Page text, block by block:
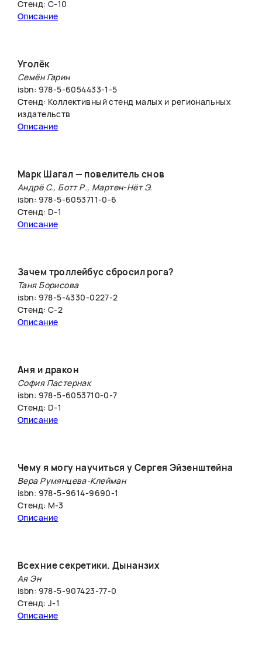
Стенд: C-10
Описание
Уголёк
Семён Гарин
isbn: 978-5-6054433-1-5
Стенд: Коллективный стенд малых и региональных
издательств
Описание
Марк Шагал — повелитель снов
Андрё C., Ботт Р., Мартен-Нёт Э.
isbn: 978-5-6053711-0-6
Стенд: D-1
Описание
Зачем троллейбус сбросил рога?
Таня Борисова
isbn: 978-5-4330-0227-2
Стенд: C-2
Описание
Аня и дракон
София Пастернак
isbn: 978-5-6053710-0-7
Стенд: D-1
Описание
Чему я могу научиться у Сергея Эйзенштейна
Вера Румянцева-Клейман
isbn: 978-5-9614-9690-1
Стенд: M-3
Описание
Всехние секретики. Дынанзих
Ая Эн
isbn: 978-5-907423-77-0
Стенд: J-1
Описание